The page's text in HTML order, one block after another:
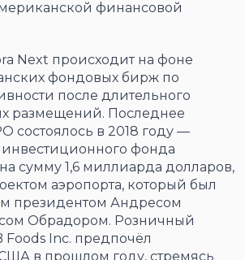
финансовой
Next происходит на фоне
фондовых бирж по
после длительного
размещений. Последнее
состоялось в 2018 году —
фонда
сумму 1,6 миллиарда долларов,
аэропорта, который был
президентом Андресом
Обрадором. Розничный
Foods Inc. предпочёл
в прошлом году, стремясь